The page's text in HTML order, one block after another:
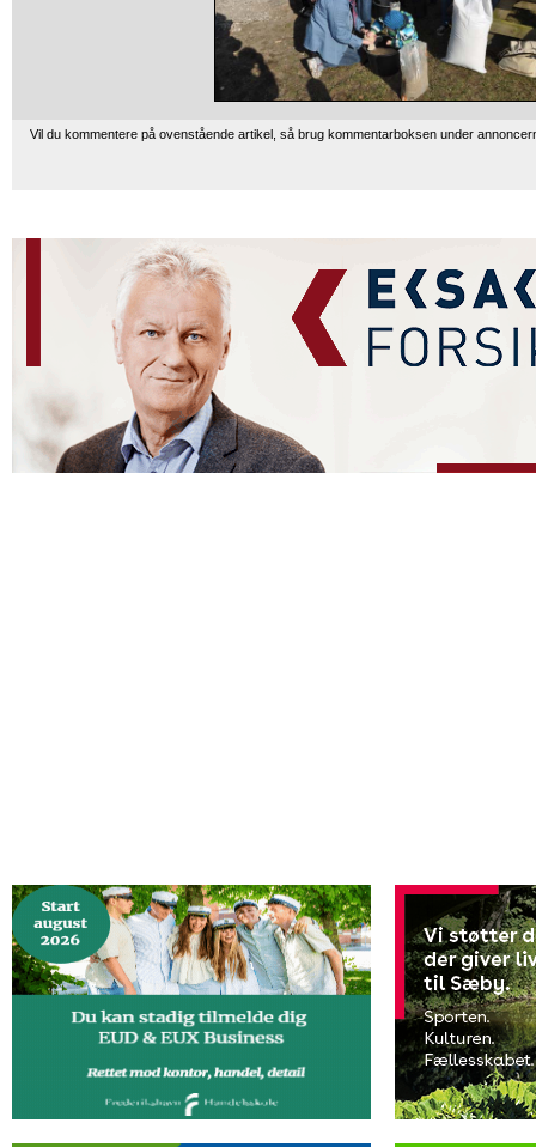
Vil du kommentere på ovenstående artikel, så brug kommentarboksen under